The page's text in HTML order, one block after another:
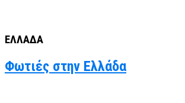
ΕΛΛΑΔΑ
Φωτιές στην Ελλάδα